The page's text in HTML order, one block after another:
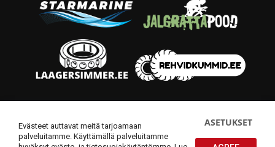
Evästeet auttavat meitä tarjoamaan
palveluitamme. Käyttämällä palveluitamme
ASETUKSET